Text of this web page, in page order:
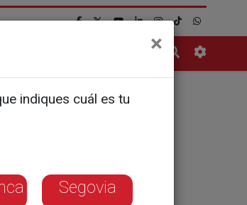
×
indiques cuál es tu
Segovia